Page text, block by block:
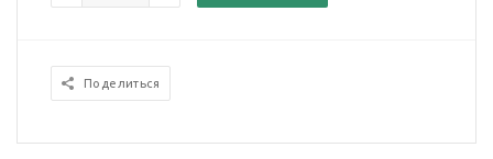
Поделиться